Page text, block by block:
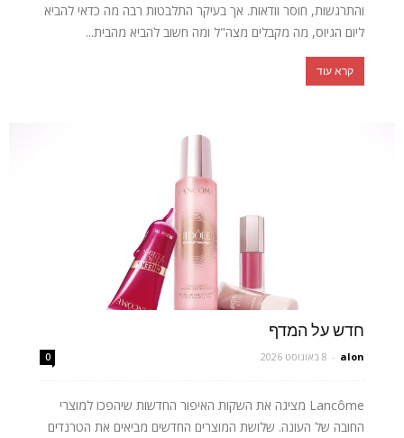
והתרגשות, חוסר וודאות. אך בעיקר התלבטות רבה מה כדאי להביא
ליום הגיוס, מה מקבלים מצה"ל ומה חשוב להביא מהבית...
קרא עוד
חדש על המדף
alon
- 8 באוגוסט 2026 0
Lancôme מציגה את השקות האיפור החדשות שיהפכו למוצרי
החובה של העונה. שלושת המוצרים החדשים מביאים את הטרנדים